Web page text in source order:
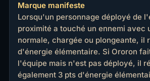
Marque manifeste
Lorsqu'un personnage déployé de
proximité a touché un ennemi avec
normale, chargée ou plongeante, il
d'énergie élémentaire. Si Ororon
l'équipe mais n'est pas déployé, il
également 3 pts d'énergie